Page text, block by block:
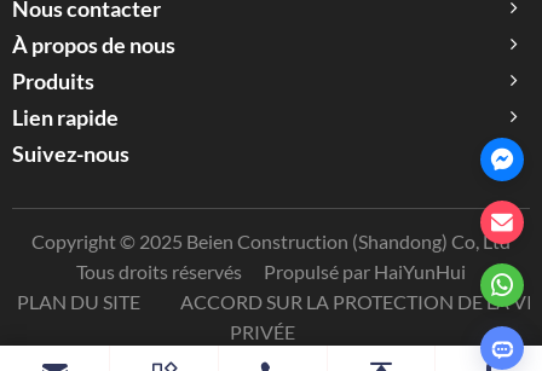
Nous contacter
À propos de nous
Produits
Lien rapide
Suivez-nous
Copyright © 2025 Beien Construction (Shandong) Co, Ltd
Tous droits réservés
Propulsé par HaiYunHui
PLAN DU SITE
ACCORD SUR LA PROTECTION DE LA VIE
PRIVÉE